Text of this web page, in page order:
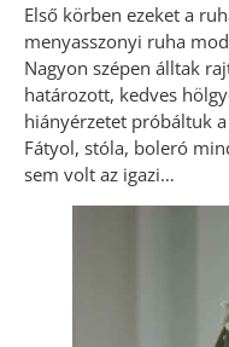
Első körben ezeket a
menyasszonyi ruha
Nagyon szépen álltak
határozott, kedves
hiányérzetet próbáltuk
Fátyol, stóla, boleró
sem volt az igazi…